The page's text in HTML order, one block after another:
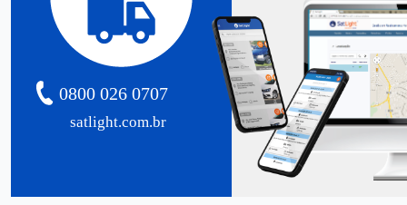
satlight.com.br
0800 026 0707